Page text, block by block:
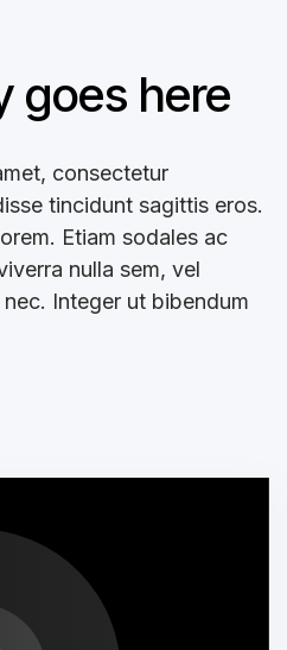
goes here
consectetur
tincidunt sagittis eros.
Etiam sodales ac
nulla sem, vel
Integer ut bibendum